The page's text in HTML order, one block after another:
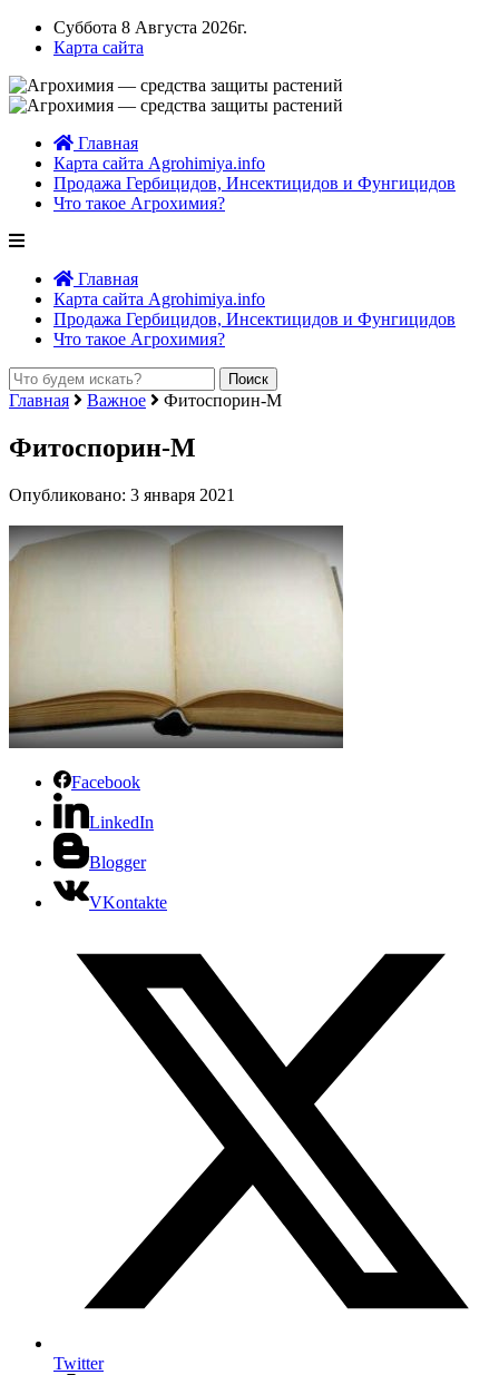
Суббота 8 Августа 2026г.
Карта сайта
Главная
Карта сайта Agrohimiya.info
Продажа Гербицидов, Инсектицидов и Фунгицидов
Что такое Агрохимия?
Главная
Карта сайта Agrohimiya.info
Продажа Гербицидов, Инсектицидов и Фунгицидов
Что такое Агрохимия?
Главная Важное Фитоспорин-М
Фитоспорин-М
Опубликовано: 3 января 2021
Facebook
LinkedIn
Blogger
VKontakte
Twitter